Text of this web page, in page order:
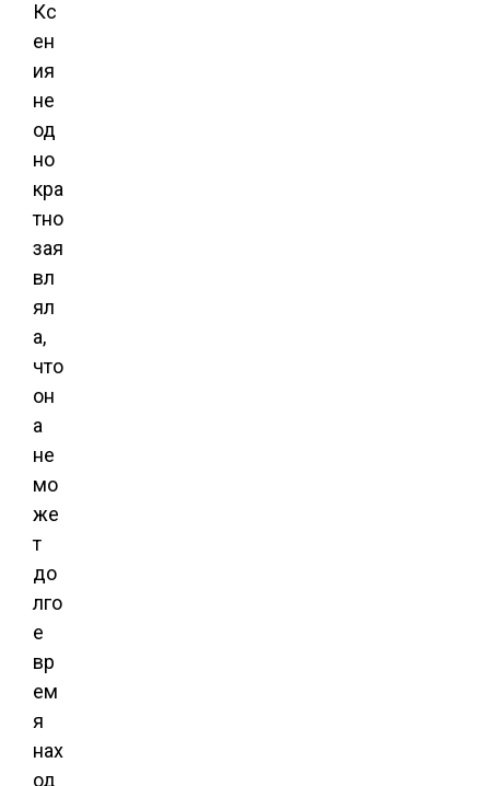
Кс
ен
ия
не
од
но
кра
тно
зая
вл
ял
а,
что
он
а
не
мо
же
т
до
лго
е
вр
ем
я
нах
од